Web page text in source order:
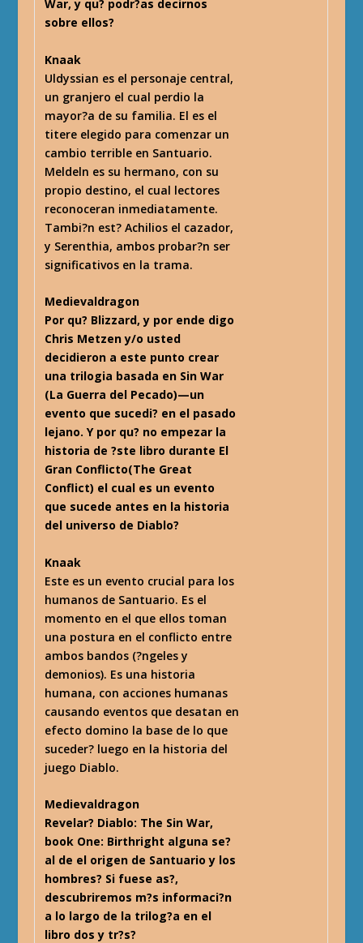
War, y qu? podr?as decirnos
sobre ellos?
Knaak
Uldyssian es el personaje central,
un granjero el cual perdio la
mayor?a de su familia. El es el
titere elegido para comenzar un
cambio terrible en Santuario.
Meldeln es su hermano, con su
propio destino, el cual lectores
reconoceran inmediatamente.
Tambi?n est? Achilios el cazador,
y Serenthia, ambos probar?n ser
significativos en la trama.
Medievaldragon
Por qu? Blizzard, y por ende digo
Chris Metzen y/o usted
decidieron a este punto crear
una trilogia basada en Sin War
(La Guerra del Pecado)—un
evento que sucedi? en el pasado
lejano. Y por qu? no empezar la
historia de ?ste libro durante El
Gran Conflicto(The Great
Conflict) el cual es un evento
que sucede antes en la historia
del universo de Diablo?
Knaak
Este es un evento crucial para los
humanos de Santuario. Es el
momento en el que ellos toman
una postura en el conflicto entre
ambos bandos (?ngeles y
demonios). Es una historia
humana, con acciones humanas
causando eventos que desatan en
efecto domino la base de lo que
suceder? luego en la historia del
juego Diablo.
Medievaldragon
Revelar? Diablo: The Sin War,
book One: Birthright alguna se?
al de el origen de Santuario y los
hombres? Si fuese as?,
descubriremos m?s informaci?n
a lo largo de la trilog?a en el
libro dos y tr?s?